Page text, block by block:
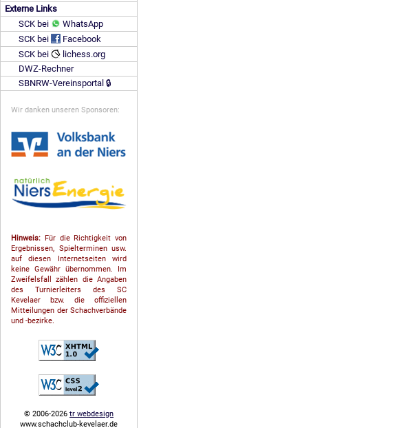
Externe Links
SCK bei
WhatsApp
SCK bei
Facebook
SCK bei
lichess.org
DWZ-Rechner
SBNRW-Vereinsportal 🔒
Wir danken unseren Sponsoren:
Hinweis: Für die Richtigkeit von
Ergebnissen, Spielterminen usw.
auf diesen Internetseiten wird
keine Gewähr übernommen. Im
Zweifelsfall zählen die Angaben
des Turnierleiters des SC
Kevelaer bzw. die offiziellen
Mitteilungen der Schach­ver­bände
und -bezirke.
© 2006-2026 tr webdesign
www.schachclub-kevelaer.de